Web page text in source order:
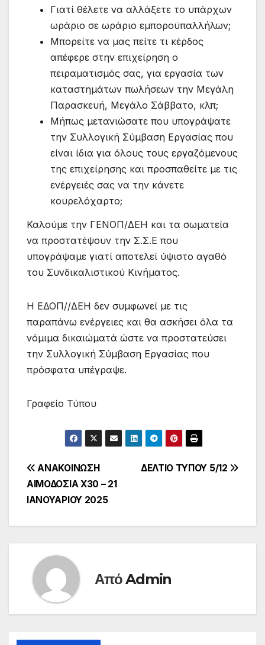
Γιατί θέλετε να αλλάξετε το υπάρχων
ωράριο σε ωράριο εμποροϋπαλλήλων;
Μπορείτε να μας πείτε τι κέρδος
απέφερε στην επιχείρηση ο
πειραματισμός σας, για εργασία των
καταστημάτων πωλήσεων την Μεγάλη
Παρασκευή, Μεγάλο Σάββατο, κλπ;
Μήπως μετανιώσατε που υπογράψατε
την Συλλογική Σύμβαση Εργασίας που
είναι ίδια για όλους τους εργαζόμενους
της επιχείρησης και προσπαθείτε με τις
ενέργειές σας να την κάνετε
κουρελόχαρτο;
Καλούμε την ΓΕΝΟΠ/ΔΕΗ και τα σωματεία
να προστατέψουν την Σ.Σ.Ε που
υπογράψαμε γιατί αποτελεί ύψιστο αγαθό
του Συνδικαλιστικού Κινήματος.
Η ΕΔΟΠ//ΔΕΗ δεν συμφωνεί με τις
παραπάνω ενέργειες και θα ασκήσει όλα τα
νόμιμα δικαιώματά ώστε να προστατεύσει
την Συλλογική Σύμβαση Εργασίας που
πρόσφατα υπέγραψε.
Γραφείο Τύπου
Πλοήγηση
άρθρων
ΔΕΛΤΙΟ ΤΥΠΟΥ 5/12
ΑΝΑΚΟΙΝΩΣΗ
ΑΙΜΟΔΟΣΙΑ Χ30 – 21
ΙΑΝΟΥΑΡΙΟΥ 2025
ΑπόAdmin